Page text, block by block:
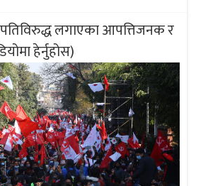
लगाएका आपत्तिजनक र
हेर्नुहोस)